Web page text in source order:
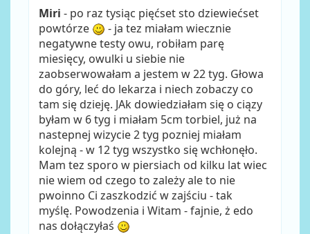
Miri - po raz tysiąc pięćset sto dziewiećset
powtórze
- ja tez miałam wiecznie
negatywne testy owu, robiłam parę
miesięcy, owulki u siebie nie
zaobserwowałam a jestem w 22 tyg. Głowa
do góry, leć do lekarza i niech zobaczy co
tam się dzieję. JAk dowiedziałam się o ciązy
byłam w 6 tyg i miałam 5cm torbiel, już na
nastepnej wizycie 2 tyg pozniej miałam
kolejną - w 12 tyg wszystko się wchłonęło.
Mam tez sporo w piersiach od kilku lat wiec
nie wiem od czego to zależy ale to nie
pwoinno Ci zaszkodzić w zajściu - tak
myślę. Powodzenia i Witam - fajnie, ż edo
nas dołączyłaś